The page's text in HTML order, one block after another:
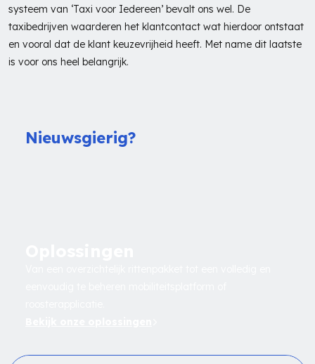
systeem van ‘Taxi voor Iedereen’ bevalt ons wel. De
taxibedrijven waarderen het klantcontact wat hierdoor ontstaat
en vooral dat de klant keuzevrijheid heeft. Met name dit laatste
is voor ons heel belangrijk.
Nieuwsgierig?